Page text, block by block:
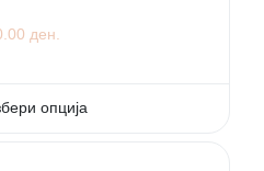
ден.
опција